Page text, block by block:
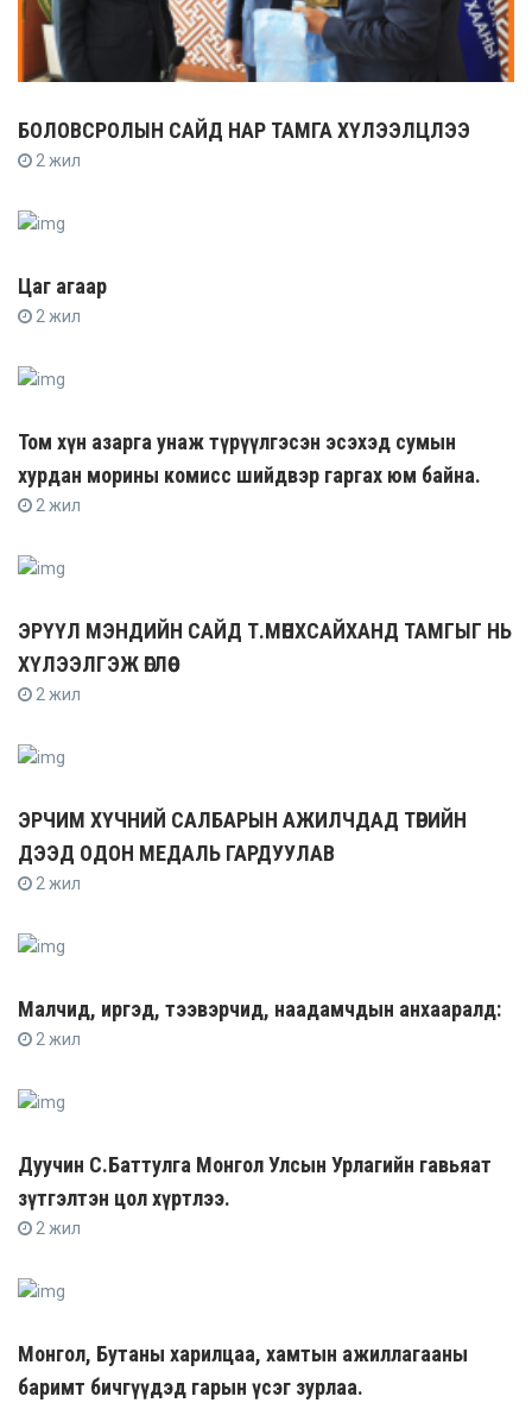
БОЛОВСРОЛЫН САЙД НАР ТАМГА ХҮЛЭЭЛЦЛЭЭ
2 жил
Цаг агаар
2 жил
Том хүн азарга унаж түрүүлгэсэн эсэхэд сумын
хурдан морины комисс шийдвэр гаргах юм байна.
2 жил
ЭРҮҮЛ МЭНДИЙН САЙД Т.МӨНХСАЙХАНД ТАМГЫГ НЬ
ХҮЛЭЭЛГЭЖ ӨГЛӨӨ
2 жил
ЭРЧИМ ХҮЧНИЙ САЛБАРЫН АЖИЛЧДАД ТӨРИЙН
ДЭЭД ОДОН МЕДАЛЬ ГАРДУУЛАВ
2 жил
Малчид, иргэд, тээвэрчид, наадамчдын анхааралд:
2 жил
Дуучин С.Баттулга Монгол Улсын Урлагийн гавьяат
зүтгэлтэн цол хүртлээ.
2 жил
Монгол, Бутаны харилцаа, хамтын ажиллагааны
баримт бичгүүдэд гарын үсэг зурлаа.